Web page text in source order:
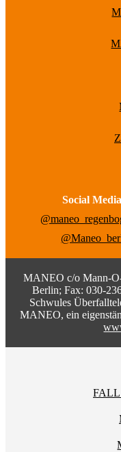
Social
MANEO c/o Mann-
Berlin; Fax: 030-
Schwules
MANEO, ein